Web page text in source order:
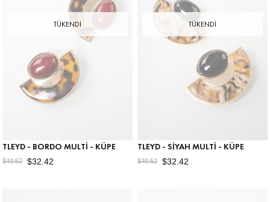
TÜKENDI
TLEYD - BORDO MULTI - KÜPE
$32.42
$40.52
TÜKENDI
TLEYD - SIYAH MULTI - KÜPE
$32.42
$40.52